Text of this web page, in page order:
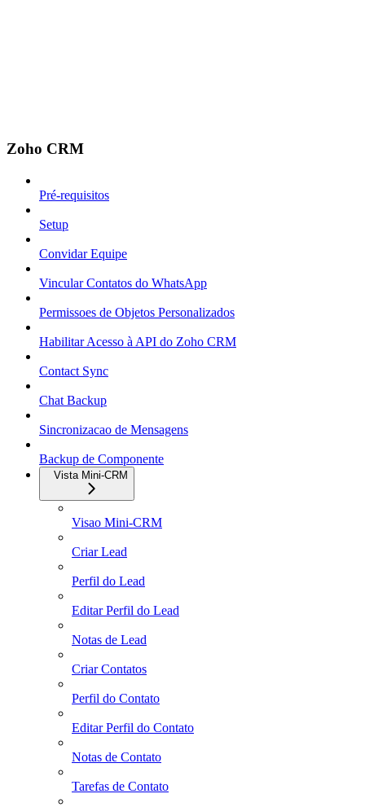
Zoho CRM
Pré-requisitos
Setup
Convidar Equipe
Vincular Contatos do WhatsApp
Permissoes de Objetos Personalizados
Habilitar Acesso à API do Zoho CRM
Contact Sync
Chat Backup
Sincronizacao de Mensagens
Backup de Componente
Vista Mini-CRM
Visao Mini-CRM
Criar Lead
Perfil do Lead
Editar Perfil do Lead
Notas de Lead
Criar Contatos
Perfil do Contato
Editar Perfil do Contato
Notas de Contato
Tarefas de Contato